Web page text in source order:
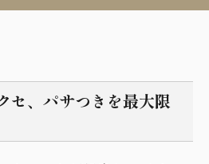
セ、パサつきを最大限